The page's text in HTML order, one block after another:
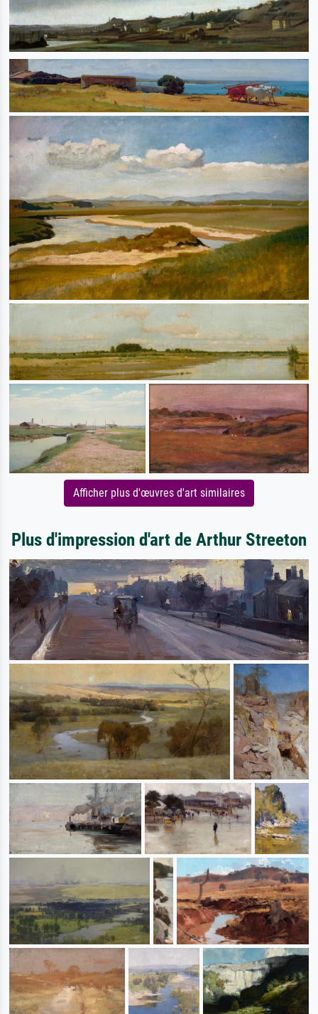
Afficher plus d'œuvres d'art similaires
Plus d'impression d'art de Arthur Streeton